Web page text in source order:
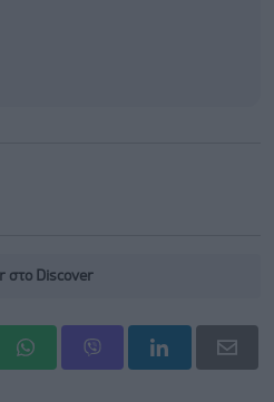
στο Discover